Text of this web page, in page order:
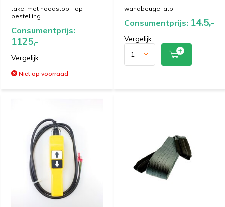
takel met noodstop - op
bestelling
Consumentprijs:
1125,-
Vergelijk
Niet op voorraad
wandbeugel atb
Consumentprijs: 14.5,-
Vergelijk